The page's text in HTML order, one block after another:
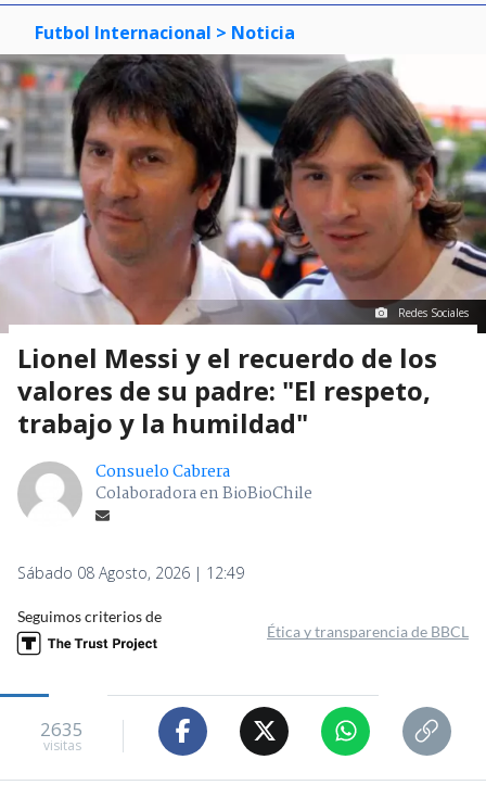
Futbol Internacional > Noticia
Redes Sociales
Lionel Messi y el recuerdo de los
valores de su padre: "El respeto,
trabajo y la humildad"
Consuelo Cabrera
Colaboradora en BioBioChile
Sábado 08 Agosto, 2026 | 12:49
Seguimos criterios de
Ética y transparencia de BBCL
2635
visitas